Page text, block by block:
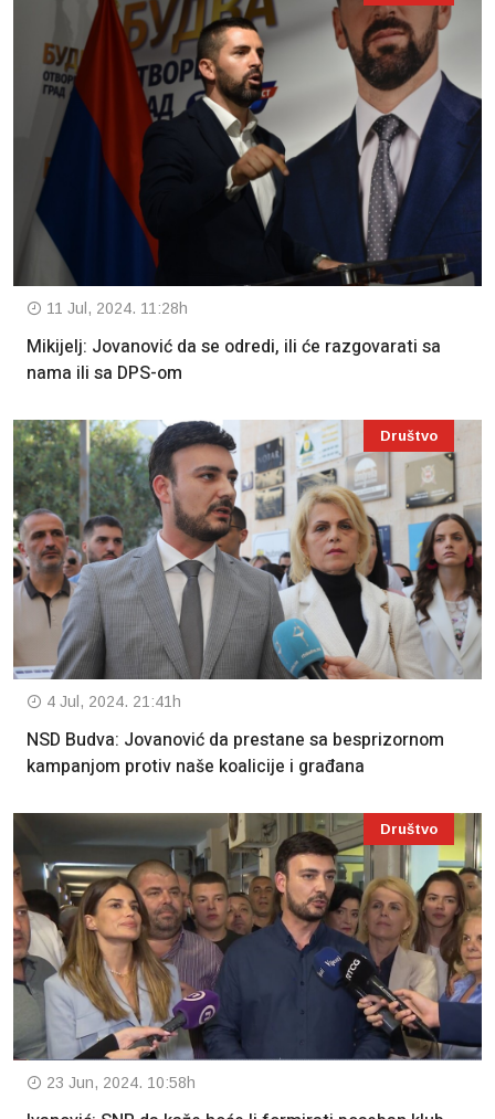
11 Jul, 2024. 11:28h
Mikijelj: Jovanović da se odredi, ili će razgovarati sa
nama ili sa DPS-om
Društvo
4 Jul, 2024. 21:41h
NSD Budva: Jovanović da prestane sa besprizornom
kampanjom protiv naše koalicije i građana
Društvo
23 Jun, 2024. 10:58h